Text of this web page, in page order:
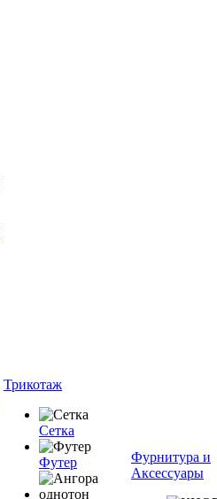
Трикотаж
Сетка
Футер
Фурнитура и
Аксессуары